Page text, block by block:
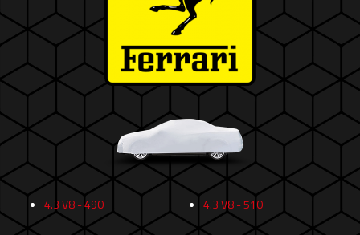
4.3 V8 - 490 4.3 V8 - 510